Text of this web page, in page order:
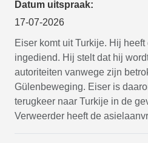
Datum uitspraak:
17-07-2026
Eiser komt uit Turkije. Hij
ingediend. Hij stelt dat hij
autoriteiten vanwege zijn
Gülenbeweging. Eiser is
terugkeer naar Turkije in de
Verweerder heeft de